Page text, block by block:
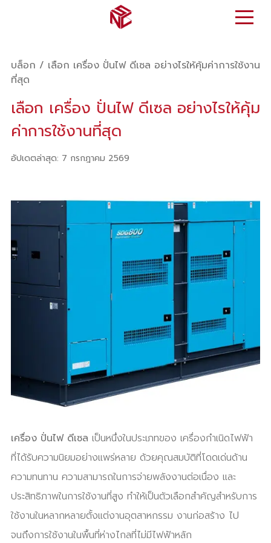
บล็อก / เลือก เครื่อง ปั่นไฟ ดีเซล อย่างไรให้คุ้มค่าการใช้งาน
ที่สุด
เลือก เครื่อง ปั่นไฟ ดีเซล อย่างไรให้คุ้ม
ค่าการใช้งานที่สุด
อัปเดตล่าสุด: 7 กรกฎาคม 2569
เครื่อง ปั่นไฟ ดีเซล เป็นหนึ่งในประเภทของ เครื่องกำเนิดไฟฟ้า
ที่ได้รับความนิยมอย่างแพร่หลาย ด้วยคุณสมบัติที่โดดเด่นด้าน
ความทนทาน ความสามารถในการจ่ายพลังงานต่อเนื่อง และ
ประสิทธิภาพในการใช้งานที่สูง ทำให้เป็นตัวเลือกสำคัญสำหรับการ
ใช้งานในหลากหลายตั้งแต่งานอุตสาหกรรม งานก่อสร้าง ไป
จนถึงการใช้งานในพื้นที่ห่างไกลที่ไม่มีไฟฟ้าหลัก